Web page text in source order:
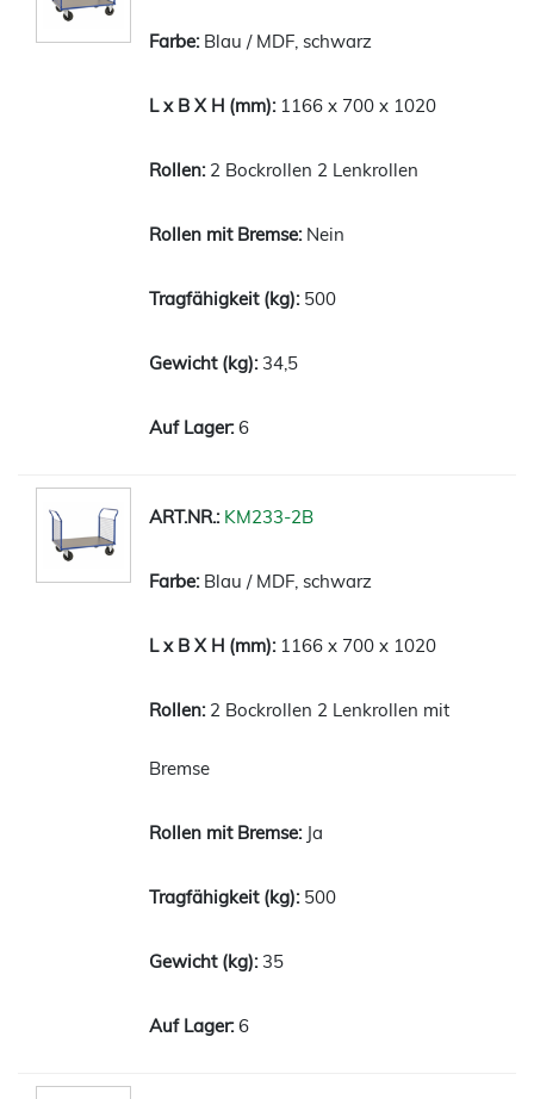
Blau / MDF, schwarz
1166 x 700 x 1020
2 Bockrollen 2 Lenkrollen
Nein
500
34,5
6
KM233-2B
Blau / MDF, schwarz
1166 x 700 x 1020
2 Bockrollen 2 Lenkrollen mit
Bremse
Ja
500
35
6